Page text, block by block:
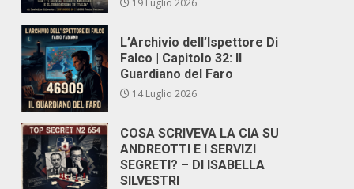
19 Luglio 2026
L’Archivio dell’Ispettore Di
Falco | Capitolo 32: Il
Guardiano del Faro
14 Luglio 2026
COSA SCRIVEVA LA CIA SU
ANDREOTTI E I SERVIZI
SEGRETI? – DI ISABELLA
SILVESTRI